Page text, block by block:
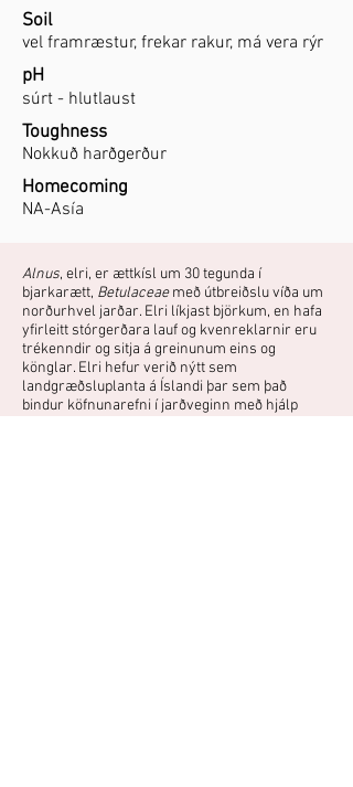
Soil
vel framræstur, frekar rakur, má vera rýr
pH
súrt - hlutlaust
Toughness
Nokkuð harðgerður
Homecoming
NA-Asía
Alnus, elri, er ættkísl um 30 tegunda í
bjarkarætt, Betulaceaemeð útbreiðslu víða um
norðurhvel jarðar. Elri líkjast björkum, en hafa
yfirleitt stórgerðara lauf og kvenreklarnir eru
trékenndir og sitja á greinunum eins og
könglar. Elri hefur verið nýtt sem
landgræðsluplanta á Íslandi þar sem það
bindur köfnunarefni í jarðveginn með hjálp